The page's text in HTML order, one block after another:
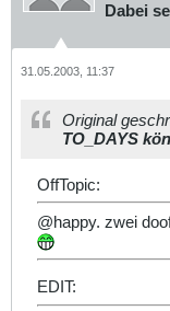
Dabei
31.05.2003, 11:37
Original
TO_DAYS
OffTopic:
@happy. zwei
EDIT: